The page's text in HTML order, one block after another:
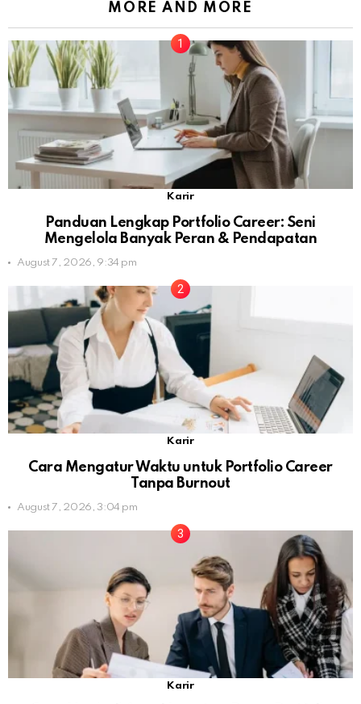
MORE AND MORE
Karir
Panduan Lengkap Portfolio Career: Seni
Mengelola Banyak Peran & Pendapatan
August 7, 2026, 9:34 pm
Karir
Cara Mengatur Waktu untuk Portfolio Career
Tanpa Burnout
August 7, 2026, 3:04 pm
Karir